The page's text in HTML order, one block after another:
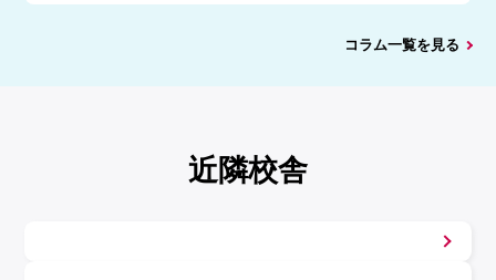
コラム一覧を見る
近隣校舎